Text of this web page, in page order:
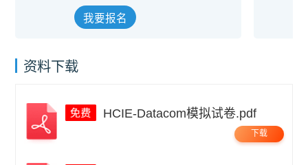
我要报名
资料下载
HCIE-Datacom模拟试卷.pdf
下载